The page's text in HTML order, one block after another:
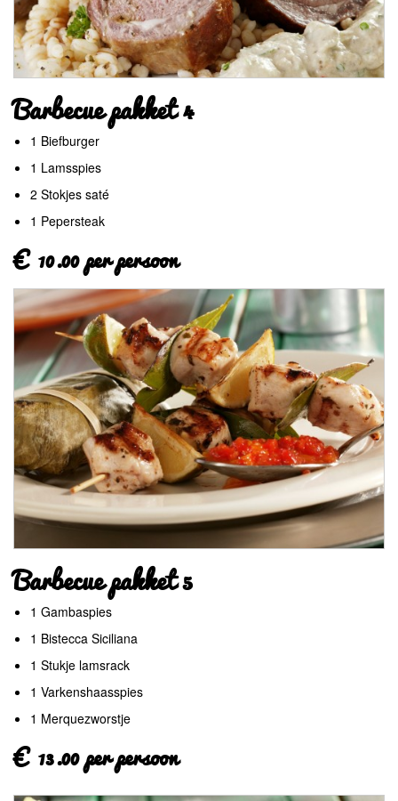
Barbecue pakket 4
1 Biefburger
1 Lamsspies
2 Stokjes saté
1 Pepersteak
€ 10.00 per persoon
Barbecue pakket 5
1 Gambaspies
1 Bistecca Siciliana
1 Stukje lamsrack
1 Varkenshaasspies
1 Merquezworstje
€ 13.00 per persoon